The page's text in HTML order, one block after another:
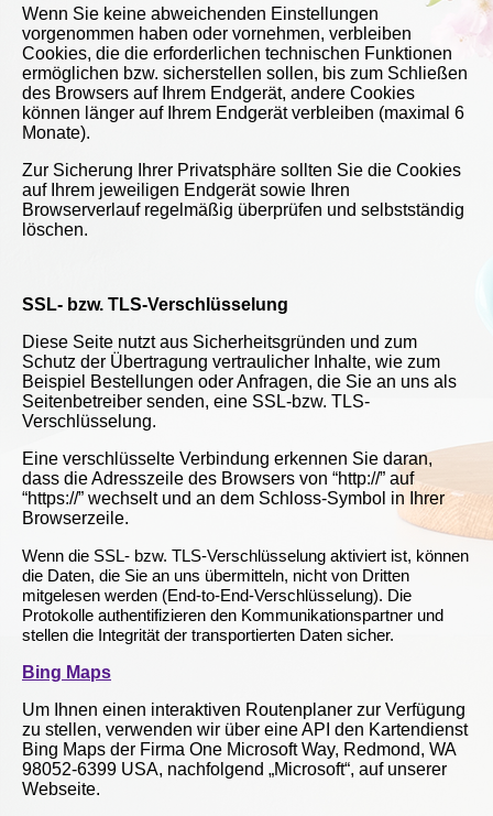
Wenn Sie keine abweichenden Einstellungen
vorgenommen haben oder vornehmen, verbleiben
Cookies, die die erforderlichen technischen Funktionen
ermöglichen bzw. sicherstellen sollen, bis zum Schließen
des Browsers auf Ihrem Endgerät, andere Cookies
können länger auf Ihrem Endgerät verbleiben (maximal 6
Monate).
Zur Sicherung Ihrer Privatsphäre sollten Sie die Cookies
auf Ihrem jeweiligen Endgerät sowie Ihren
Browserverlauf regelmäßig überprüfen und selbstständig
löschen.
SSL- bzw. TLS-Verschlüsselung
Diese Seite nutzt aus Sicherheitsgründen und zum
Schutz der Übertragung vertraulicher Inhalte, wie zum
Beispiel Bestellungen oder Anfragen, die Sie an uns als
Seitenbetreiber senden, eine SSL-bzw. TLS-
Verschlüsselung.
Eine verschlüsselte Verbindung erkennen Sie daran,
dass die Adresszeile des Browsers von “http://” auf
“https://” wechselt und an dem Schloss-Symbol in Ihrer
Browserzeile.
Wenn die SSL- bzw. TLS-Verschlüsselung aktiviert ist, können
die Daten, die Sie an uns übermitteln, nicht von Dritten
mitgelesen werden (End-to-End-Verschlüsselung). Die
Protokolle authentifizieren den Kommunikationspartner und
stellen die Integrität der transportierten Daten sicher.
Bing Maps
Um Ihnen einen interaktiven Routenplaner zur Verfügung
zu stellen, verwenden wir über eine API den Kartendienst
Bing Maps der Firma One Microsoft Way, Redmond, WA
98052-6399 USA, nachfolgend „Microsoft“, auf unserer
Webseite.